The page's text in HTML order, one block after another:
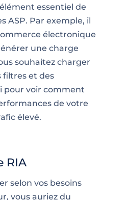
essentiel de
ASP. Par exemple, il
électronique
une charge
souhaitez charger
filtres et des
pour voir comment
de votre
élevé.
RIA
selon vos besoins
vous auriez du